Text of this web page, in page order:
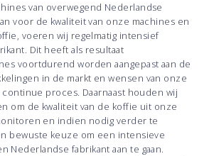
van overwegend Nederlandse
voor de kwaliteit van onze machines en
voeren wij regelmatig intensief
Dit heeft als resultaat
voortdurend worden aangepast aan de
in de markt en wensen van onze
proces. Daarnaast houden wij
om de kwaliteit van de koffie uit onze
en indien nodig verder te
bewuste keuze om een intensieve
Nederlandse fabrikant aan te gaan.